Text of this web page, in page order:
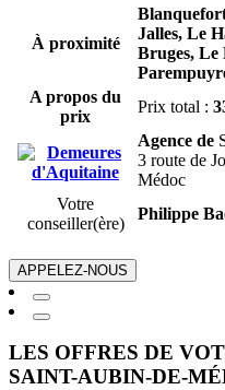
À proximité
Jalles, Le
Bruges, Le
A propos du
prix
Prix total :
Agence de
3 route de
Médoc
Votre
conseiller(ère)
Philippe
APPELEZ-NOUS
LES OFFRES DE
SAINT-AUBIN-DE-